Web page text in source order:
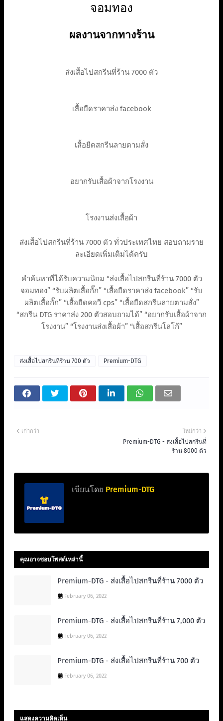
จอมทอง
ผลงานจากทางร้าน
ส่งเสื้อไปสกรีนที่ร้าน 7000 ตัว
เสื้อยืดราคาส่ง facebook
เสื้อยืดสกรีนลายตามสั่ง
อยากรับเสื้อผ้าจากโรงงาน
โรงงานส่งเสื้อผ้า
ส่งเสื้อไปสกรีนที่ร้าน 7000 ตัว ทั่วประเทศไทย สอบถามราย
ละเอียดเพิ่มเติมได้ครับ
คำค้นหาที่ได้รับความนิยม “ส่งเสื้อไปสกรีนที่ร้าน 7000 ตัว
จอมทอง” “รับผลิตเสื้อกั๊ก” “เสื้อยืดราคาส่ง facebook” “รับ
ผลิตเสื้อกั๊ก” “เสื้อยืดคอวี cps” “เสื้อยืดสกรีนลายตามสั่ง”
“สกรีน DTG ราคาส่ง 200 ตัวสอบถามได้” “อยากรับเสื้อผ้าจาก
โรงงาน” “โรงงานส่งเสื้อผ้า” “เสื้อสกรีนโลโก้”
ส่งเสื้อไปสกรีนที่ร้าน 700 ตัว Premium-DTG
ใหม่กว่า
Premium-DTG - ส่งเสื้อไปสกรีนที่
ร้าน 8000 ตัว
เก่ากว่า
เขียนโดย Premium-DTG
คุณอาจชอบโพสต์เหล่านี้
Premium-DTG - ส่งเสื้อไปสกรีนที่ร้าน 7000 ตัว
February 06, 2022
Premium-DTG - ส่งเสื้อไปสกรีนที่ร้าน 7,000 ตัว
February 06, 2022
Premium-DTG - ส่งเสื้อไปสกรีนที่ร้าน 700 ตัว
February 06, 2022
แสดงความคิดเห็น